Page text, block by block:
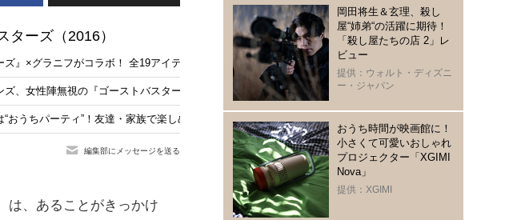
ターズ（2016）
ズ』×グラニフがコラボ！ 全19アイテム12月12日販売開始
ズ、女性陣無視の『ゴーストバスターズ』続編に憤慨
おうちパーティ”！友達・家族で楽しめるオススメ映画5選
編集部にメッセージを送る
は、あることがきっかけ
岡田将生＆玄理、殺し
屋“姉弟“の活躍に期待！
「殺し屋たちの店 2」レ
ビュー
提供：ウォルト・ディズニ
ー・ジャパン
おうち時間が映画館に！
小さくて可愛いおしゃれ
プロジェクター「XGIMI
Nova」
提供：XGIMI